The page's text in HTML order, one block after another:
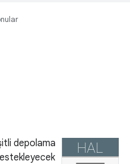
depolama